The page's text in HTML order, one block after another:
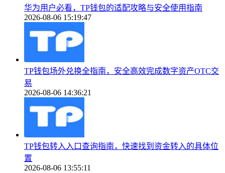
华为用户必看，TP钱包的适配攻略与安全使用指南
2026-08-06 15:19:47
TP钱包场外兑换全指南，安全高效完成数字资产OTC交
易
2026-08-06 14:36:21
TP钱包转入入口查询指南，快速找到资金转入的具体位
置
2026-08-06 13:55:11